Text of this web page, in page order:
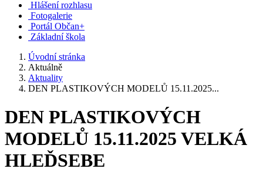
Hlášení rozhlasu
Fotogalerie
Portál Občan+
Základní škola
Úvodní stránka
Aktuálně
Aktuality
DEN PLASTIKOVÝCH MODELŮ 15.11.2025...
DEN PLASTIKOVÝCH
MODELŮ 15.11.2025 VELKÁ
HLEĎSEBE